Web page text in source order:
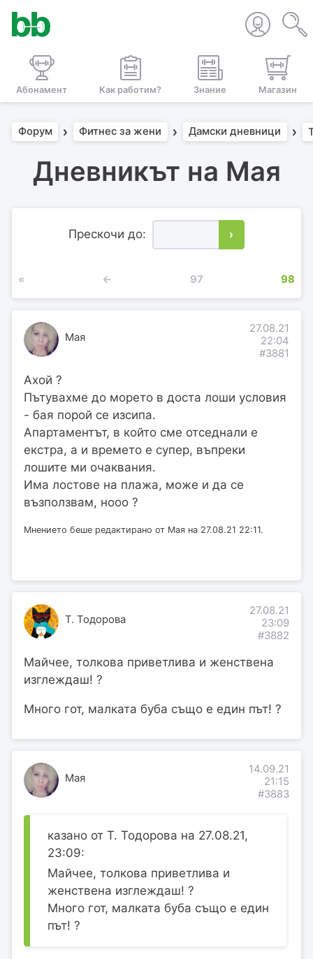
Абонамент Как работим? Знание Магазин
Форум Фитнес за жени Дамски дневници
Дневникът на Мая
Прескочи до: ›
« ← 97 98
Мая
27.08.21
22:04
#3881
Ахой ?
Пътувахме до морето в доста лоши условия
- бая порой се изсипа.
Апартаментът, в който сме отседнали е
екстра, а и времето е супер, въпреки
лошите ми очаквания.
Има лостове на плажа, може и да се
възползвам, нооо ?
Мнението беше редактирано от Мая на 27.08.21 22:11.
Т. Тодорова
27.08.21
23:09
#3882
Майчее, толкова приветлива и женствена
изглеждаш! ?
Много гот, малката буба също е един път! ?
Мая
14.09.21
21:15
#3883
казано от Т. Тодорова на 27.08.21,
23:09:
Майчее, толкова приветлива и
женствена изглеждаш! ?
Много гот, малката буба също е един
път! ?